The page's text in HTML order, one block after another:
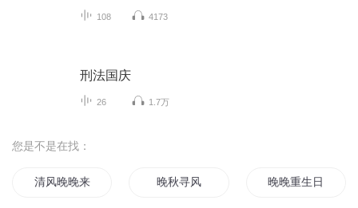
108 4173
刑法国庆
26 1.7万
您是不是在找：
清风晚晚来 晚秋寻风 晚晚重生日记